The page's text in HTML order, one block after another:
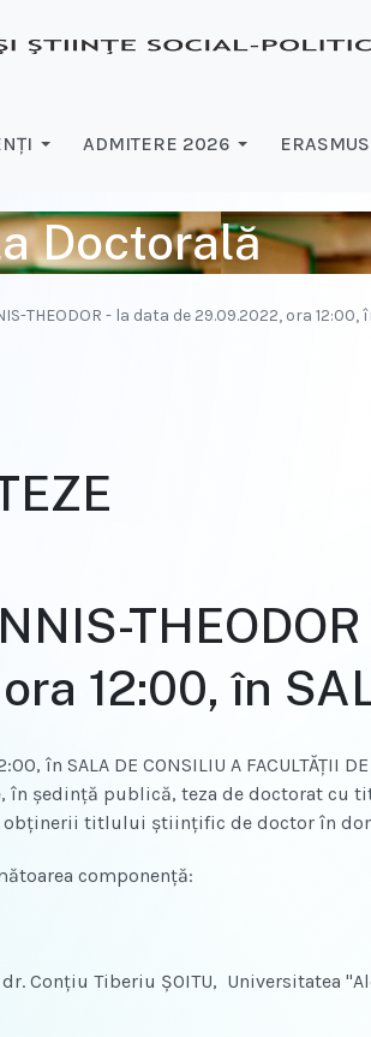
ADMITERE 2026
Doctorală
THEODOR - la data de 29.09.2022, ora 12:00,
12:00, în
în SALA DE CONSILIU A FACULTĂŢII DE
în şedinţă publică, teza de doctorat cu
obţinerii titlului ştiinţific de doctor în
componenţă:
Conţiu Tiberiu ŞOITU, Universitatea